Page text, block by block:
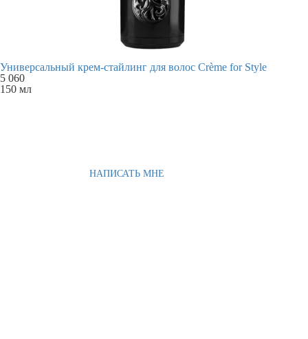
Универсальный крем-стайлинг для волос Crème for Style
5 060
150 мл
НАПИСАТЬ МНЕ